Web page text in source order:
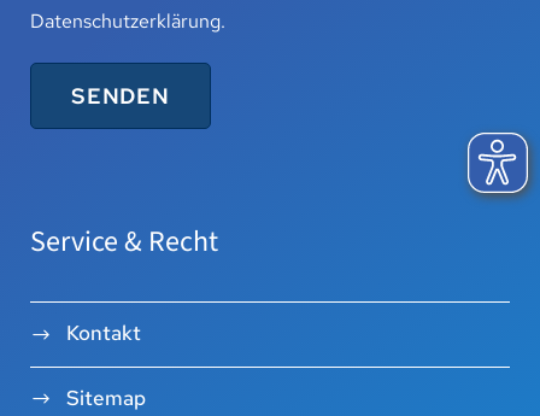
Datenschutzerklärung.
Service & Recht
Kontakt
Sitemap